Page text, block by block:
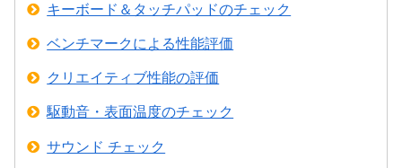
キーボード＆タッチパッドのチェック
ベンチマークによる性能評価
クリエイティブ性能の評価
駆動音・表面温度のチェック
サウンド チェック